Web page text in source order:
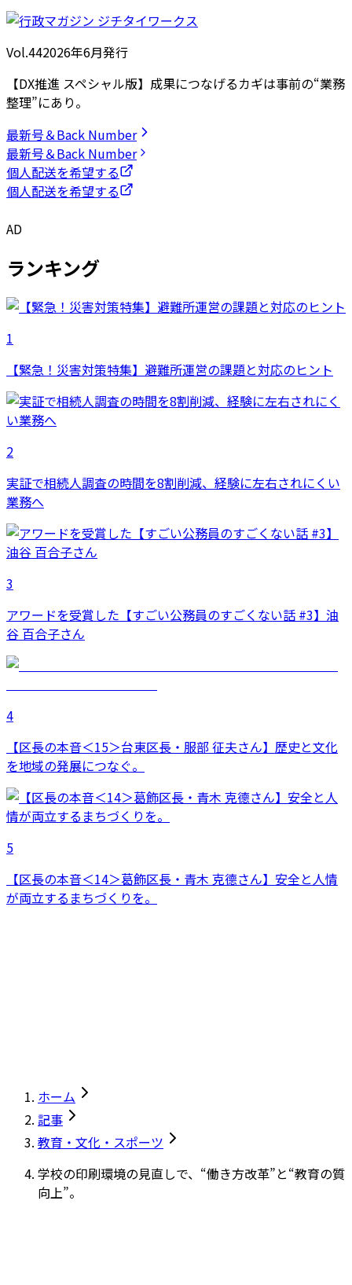
Vol.442026年6月発行
【DX推進 スペシャル版】成果につなげるカギは事前の“業務
整理”にあり。
最新号＆Back Number
最新号＆Back Number
個人配送を希望する
個人配送を希望する
AD
ランキング
1
【緊急！災害対策特集】避難所運営の課題と対応のヒント
2
実証で相続人調査の時間を8割削減、経験に左右されにくい
業務へ
3
アワードを受賞した【すごい公務員のすごくない話 #3】油
谷 百合子さん
4
【区長の本音＜15＞台東区長・服部 征夫さん】歴史と文化
を地域の発展につなぐ。
5
【区長の本音＜14＞葛飾区長・青木 克德さん】安全と人情
が両立するまちづくりを。
ホーム
記事
教育・文化・スポーツ
学校の印刷環境の見直しで、“働き方改革”と“教育の質
向上”。